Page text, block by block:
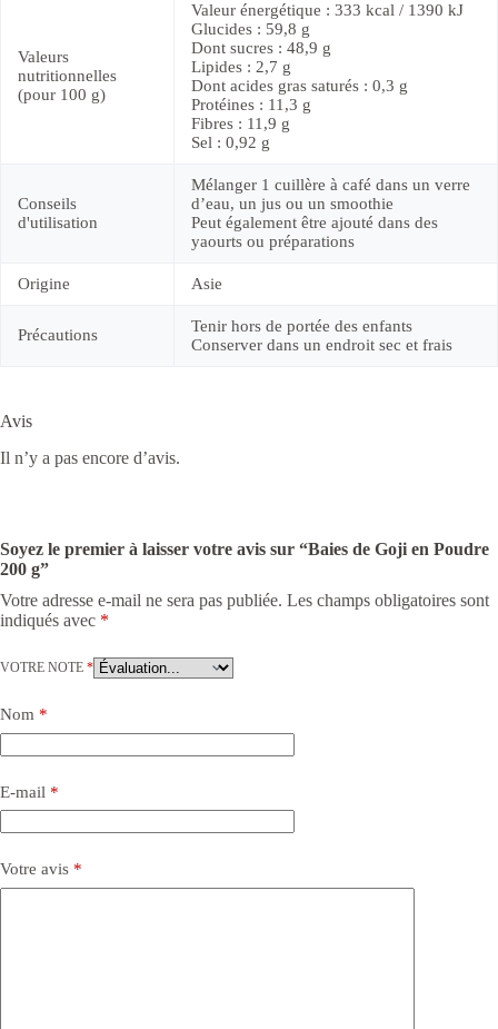
Valeurs
nutritionnelles
(pour 100 g)
Valeur énergétique : 333 kcal / 1390 kJ
Glucides : 59,8 g
Dont sucres : 48,9 g
Lipides : 2,7 g
Dont acides gras saturés : 0,3 g
Protéines : 11,3 g
Fibres : 11,9 g
Sel : 0,92 g
Conseils
d'utilisation
Mélanger 1 cuillère à café dans un verre
d’eau, un jus ou un smoothie
Peut également être ajouté dans des
yaourts ou préparations
Origine Asie
Précautions
Tenir hors de portée des enfants
Conserver dans un endroit sec et frais
Avis
Il n’y a pas encore d’avis.
Soyez le premier à laisser votre avis sur “Baies de Goji en Poudre
200 g”
Votre adresse e-mail ne sera pas publiée. Les champs obligatoires sont
indiqués avec *
VOTRE NOTE *
Nom *
E-mail *
Votre avis *